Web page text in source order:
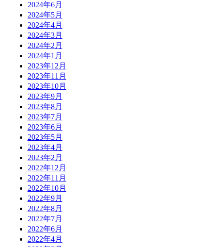
2024年6月
2024年5月
2024年4月
2024年3月
2024年2月
2024年1月
2023年12月
2023年11月
2023年10月
2023年9月
2023年8月
2023年7月
2023年6月
2023年5月
2023年4月
2023年2月
2022年12月
2022年11月
2022年10月
2022年9月
2022年8月
2022年7月
2022年6月
2022年4月